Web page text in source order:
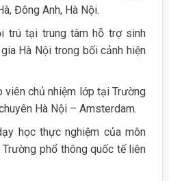
Đông Anh, Hà Nội.
trú tại trung tâm hỗ trợ sinh
Hà Nội trong bối cảnh hiện
viên chủ nhiệm lớp tại Trường
Hà Nội – Amsterdam.
học thực nghiệm của môn
phổ thông quốc tế liên